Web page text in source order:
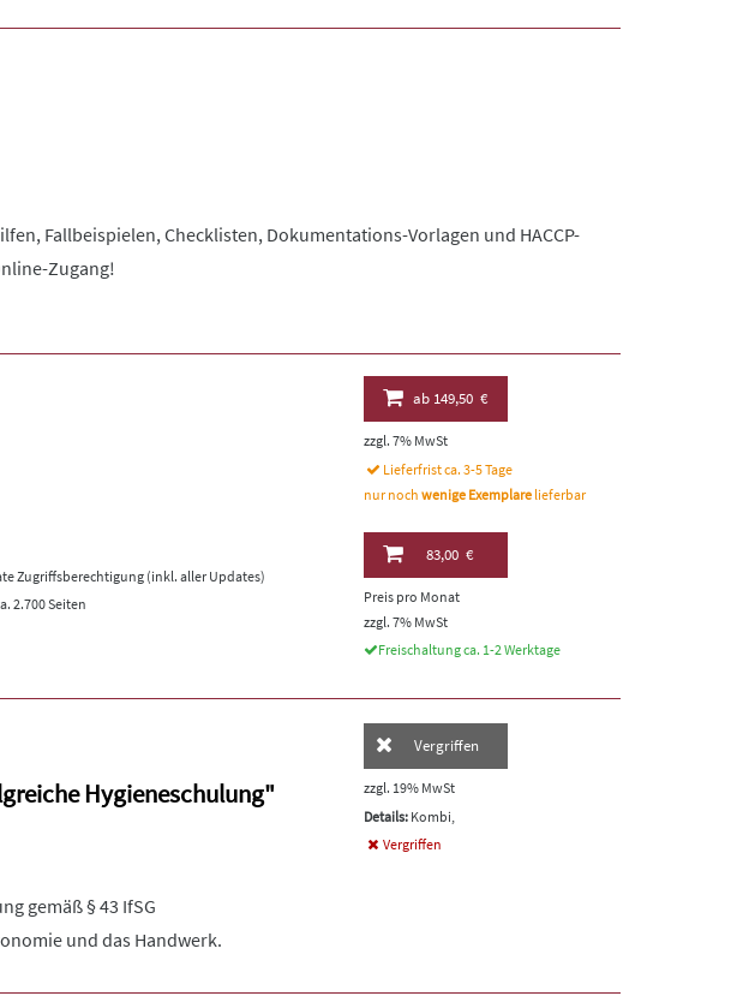
Fallbeispielen, Checklisten, Dokumentations-Vorlagen und HACCP-
Zugang!
ab149,50 €
zzgl. 7% MwSt
Lieferfrist ca. 3-5 Tage
nur nochwenige Exemplare lieferbar
Zugriffsberechtigung (inkl. aller Updates)
2.700 Seiten
83,00 €
Preis pro Monat
zzgl. 7% MwSt
Freischaltung ca. 1-2 Werktage
Hygieneschulung"
gemäß § 43 IfSG
und das Handwerk.
Vergriffen
zzgl. 19% MwSt
Details: Kombi,
Vergriffen